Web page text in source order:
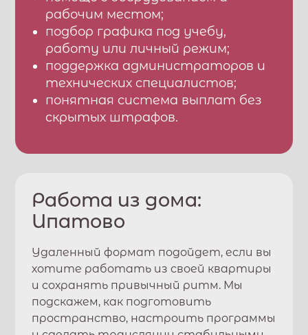
рабочим местом;
подбор графика под учебу,
работу или личный режим;
поддержка администраторов и
технических специалистов;
понятная система выплат без
скрытых штрафов.
Работа из дома:
Ипатово
Удаленный формат подойдет, если вы
хотите работать из своей квартиры
и сохранять привычный ритм. Мы
подскажем, как подготовить
пространство, настроить программы